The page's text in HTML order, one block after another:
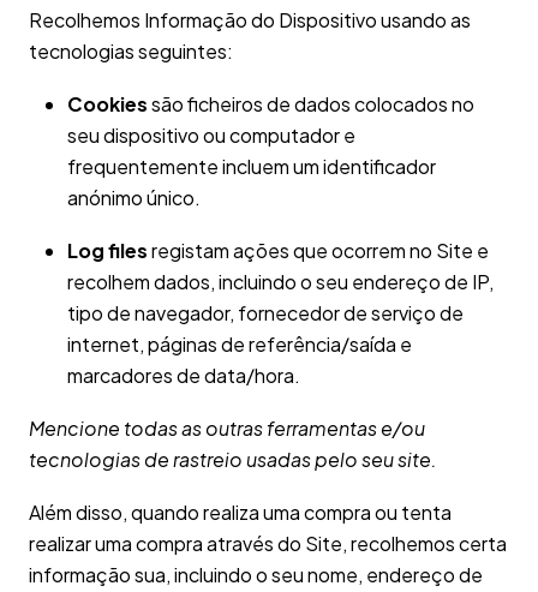
Recolhemos Informação do Dispositivo usando as
tecnologias seguintes:
Cookiessão ficheiros de dados colocados no
seu dispositivo ou computador e
frequentemente incluem um identificador
anónimo único.
Log filesregistam ações que ocorrem no Site e
recolhem dados, incluindo o seu endereço de IP,
tipo de navegador, fornecedor de serviço de
internet, páginas de referência/saída e
marcadores de data/hora.
Mencione todas as outras ferramentas e/ou
tecnologias de rastreio usadas pelo seu site.
Além disso, quando realiza uma compra ou tenta
realizar uma compra através do Site, recolhemos certa
informação sua, incluindo o seu nome, endereço de